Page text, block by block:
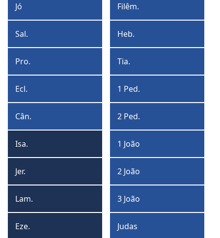
Jó
Jó
Salmos
Sal.
Provérbios
Pro.
Eclesiastes
Ecl.
Cântico
de
Salomão
Cân.
Isaías
Isa.
Jeremias
Jer.
Lamentações
Lam.
Ezequiel
Eze.
Filêmon
Filêm.
Hebreus
Heb.
Tiago
Tia.
1
Pedro
1 Ped.
2
Pedro
2 Ped.
1
João
1 João
2
João
2 João
3
João
3 João
Judas
Judas